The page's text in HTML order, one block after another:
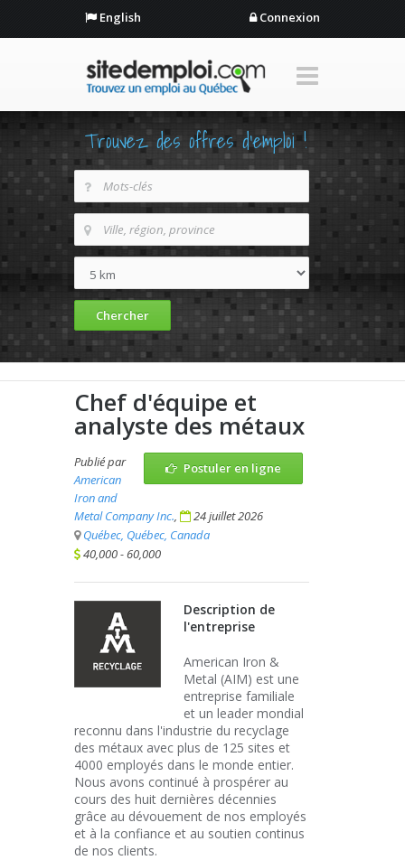
English Connexion
Trouvez des offres d'emploi !
Chef d'équipe et
analyste des métaux
Postuler en ligne
Publié par
American
Iron and
Metal Company Inc.,
24 juillet 2026
Québec, Québec, Canada
40,000 - 60,000
Description de
l'entreprise
American Iron &
Metal (AIM) est une
entreprise familiale
et un leader mondial
reconnu dans l'industrie du recyclage
des métaux avec plus de 125 sites et
4000 employés dans le monde entier.
Nous avons continué à prospérer au
cours des huit dernières décennies
grâce au dévouement de nos employés
et à la confiance et au soutien continus
de nos clients.